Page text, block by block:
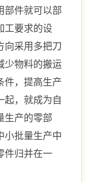
部件就可以部
工要求的设
向采用多把刀
少物料的搬运
件，提高生产
起，就成为自
生产的零部
小批量生产中
件归并在一